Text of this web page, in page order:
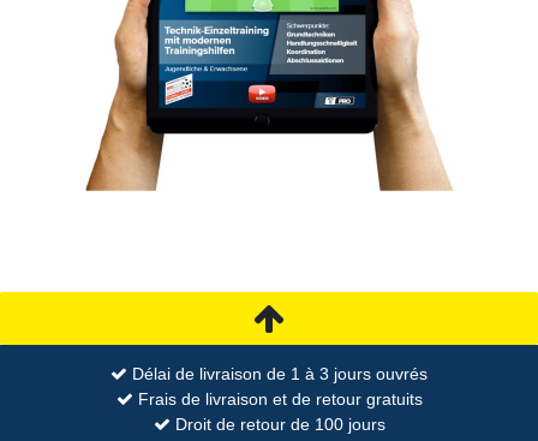
Délai de livraison de 1 à 3 jours ouvrés
Frais de livraison et de retour gratuits
Droit de retour de 100 jours